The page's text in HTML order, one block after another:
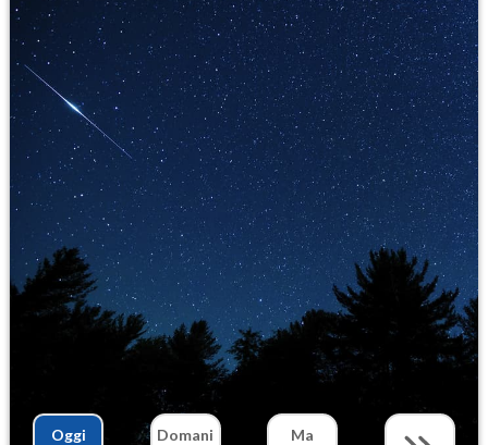
Oggi
Domani
Ma